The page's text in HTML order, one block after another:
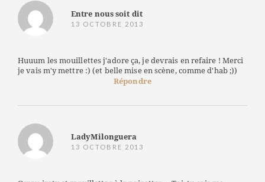
Entre nous soit dit
13 OCTOBRE 2013
Huuum les mouillettes j'adore ça, je devrais en refaire ! Merci
je vais m'y mettre :) (et belle mise en scène, comme d'hab ;))
Répondre
LadyMilonguera
13 OCTOBRE 2013